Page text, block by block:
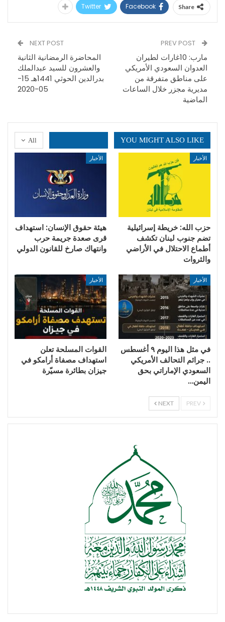
Share
Facebook
Twitter
مارب: 10غارات لطيران
العدوان السعودي الأمريكي
على مناطق متفرقة من
مديرية مجزر خلال الساعات
الماضية
NEXT POST
المحاضرة الرمضانية الثانية
والعشرون للسيد عبدالملك
بدرالدين الحوثي 1441هـ 15-
05-2020
All YOU MIGHT ALSO LIKE
الأخبار
حزب الله: خريطة إسرائيلية
تضم جنوب لبنان تكشف
أطماع الاحتلال في الأراضي
والثروات
الأخبار
هيئة حقوق الإنسان: استهداف
قرى صعدة جريمة حرب
وانتهاك صارخ للقانون الدولي
الأخبار
في مثل هذا اليوم ٩ أغسطس
.. جرائم التحالف الأمريكي
السعودي الإماراتي بحق
اليمن…
الأخبار
القوات المسلحة تعلن
استهداف مصفاة أرامكو في
جيزان بطائرة مسيّرة
NEXT